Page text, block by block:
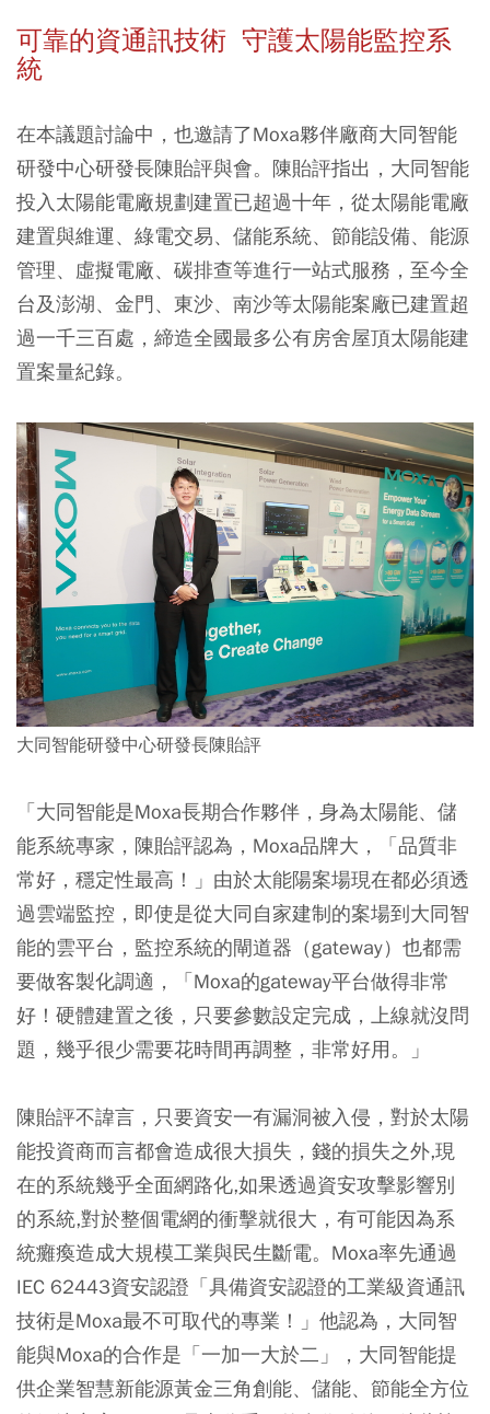
可靠的資通訊技術 守護太陽能監控系
統
在本議題討論中，也邀請了Moxa夥伴廠商大同智能
研發中心研發長陳貽評與會。陳貽評指出，大同智能
投入太陽能電廠規劃建置已超過十年，從太陽能電廠
建置與維運、綠電交易、儲能系統、節能設備、能源
管理、虛擬電廠、碳排查等進行一站式服務，至今全
台及澎湖、金門、東沙、南沙等太陽能案廠已建置超
過一千三百處，締造全國最多公有房舍屋頂太陽能建
置案量紀錄。
大同智能研發中心研發長陳貽評
「大同智能是Moxa長期合作夥伴，身為太陽能、儲
能系統專家，陳貽評認為，Moxa品牌大，「品質非
常好，穩定性最高！」由於太能陽案場現在都必須透
過雲端監控，即使是從大同自家建制的案場到大同智
能的雲平台，監控系統的閘道器（gateway）也都需
要做客製化調適，「Moxa的gateway平台做得非常
好！硬體建置之後，只要參數設定完成，上線就沒問
題，幾乎很少需要花時間再調整，非常好用。」
陳貽評不諱言，只要資安一有漏洞被入侵，對於太陽
能投資商而言都會造成很大損失，錢的損失之外,現
在的系統幾乎全面網路化,如果透過資安攻擊影響別
的系統,對於整個電網的衝擊就很大，有可能因為系
統癱瘓造成大規模工業與民生斷電。Moxa率先通過
IEC 62443資安認證「具備資安認證的工業級資通訊
技術是Moxa最不可取代的專業！」他認為，大同智
能與Moxa的合作是「一加一大於二」，大同智能提
供企業智慧新能源黃金三角創能、儲能、節能全方位